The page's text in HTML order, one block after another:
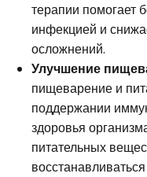
терапии помогает
инфекцией и
осложнений.
Улучшение
пищеварение и
поддержании
здоровья
питательных